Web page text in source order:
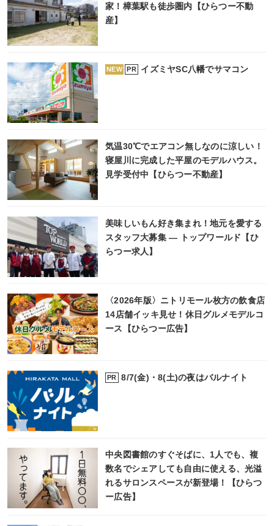
家！樟葉駅も徒歩圏内【ひらつー不動
産】
NEW PR イズミヤSC八幡でサマコン
気温30℃でエアコン無しなのに涼しい！
寝屋川に完成した平屋のモデルハウス。
見学受付中【ひらつー不動産】
美味しいもん好き集まれ！地元を愛する
スタッフ大募集 ― トップワールド【ひ
らつー求人】
〈2026年版〉ニトリモール枚方の飲食店
14店舗イッキ見せ！休日グルメモデルコ
ース【ひらつー広告】
PR 8/7(金)・8(土)の夜はバルナイト
中央図書館のすぐそばに、1人でも、複
数名でシェアしても自由に使える、光溢
れるサロンスペースが新登場！【ひらつ
ー広告】